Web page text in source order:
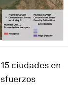
ciudades en